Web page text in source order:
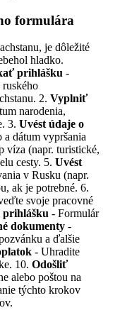
formulára
je dôležité
hladko.
prihlášku -
2. Vyplniť
narodenia,
3. Uvést údaje o
a dátum vypršania
víza (napr. turistické,
cesty. 5. Uvést
v Rusku (napr.
ak je potrebné. 6.
svoje pracovné
prihlášku - Formulár
dokumenty -
a ďalšie
- Uhradite
10. Odošliť
alebo poštou na
týchto krokov